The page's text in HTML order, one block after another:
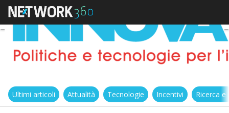
Ultimi articoli Attualità Tecnologie Incentivi Ricerca